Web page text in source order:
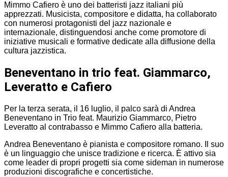
Mimmo Cafiero è uno dei batteristi jazz italiani più
apprezzati. Musicista, compositore e didatta, ha collaborato
con numerosi protagonisti del jazz nazionale e
internazionale, distinguendosi anche come promotore di
iniziative musicali e formative dedicate alla diffusione della
cultura jazzistica.
Beneventano in trio feat. Giammarco,
Leveratto e Cafiero
Per la terza serata, il 16 luglio, il palco sarà di Andrea
Beneventano in Trio feat. Maurizio Giammarco, Pietro
Leveratto al contrabasso e Mimmo Cafiero alla batteria.
Andrea Beneventano è pianista e compositore romano. Il suo
è un linguaggio che unisce tradizione e ricerca. È attivo sia
come leader di propri progetti sia come sideman in numerose
produzioni discografiche e concertistiche.